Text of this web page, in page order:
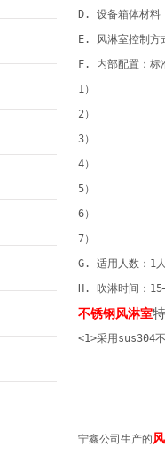
D. 设备箱体材料
E. 风淋室控制方
F. 内部配置：标
1） 喷嘴：
2） 灯：1
3） 回
4） 过滤器
5） 风机：2台
6） 静
7） 门为不
G. 适用人数：1
H. 吹淋时间：
不锈钢风淋室
<1>采用sus304
宁鑫公司生产的